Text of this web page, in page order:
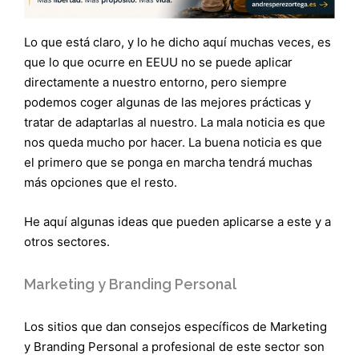
Lo que está claro, y lo he dicho aquí muchas veces, es
que lo que ocurre en EEUU no se puede aplicar
directamente a nuestro entorno, pero siempre
podemos coger algunas de las mejores prácticas y
tratar de adaptarlas al nuestro. La mala noticia es que
nos queda mucho por hacer. La buena noticia es que
el primero que se ponga en marcha tendrá muchas
más opciones que el resto.
He aquí algunas ideas que pueden aplicarse a este y a
otros sectores.
Marketing y Branding Personal
Los sitios que dan consejos específicos de Marketing
y Branding Personal a profesional de este sector son